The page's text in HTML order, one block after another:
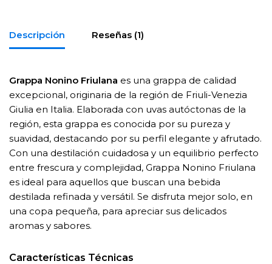
Descripción Reseñas (1)
Grappa Nonino Friulana es una grappa de calidad
excepcional, originaria de la región de Friuli-Venezia
Giulia en Italia. Elaborada con uvas autóctonas de la
región, esta grappa es conocida por su pureza y
suavidad, destacando por su perfil elegante y afrutado.
Con una destilación cuidadosa y un equilibrio perfecto
entre frescura y complejidad, Grappa Nonino Friulana
es ideal para aquellos que buscan una bebida
destilada refinada y versátil. Se disfruta mejor solo, en
una copa pequeña, para apreciar sus delicados
aromas y sabores.
Características Técnicas